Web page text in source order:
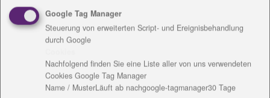
Quarantäne ausgefallen und schließlich sind 25
Bewohnerinnen und Bewohner verstorben, fast alle
an der Corona-Infektion. Diese Wochen waren für
das Personal besonders schwer. Bürokratische
Mehrarbeit, ständige Corona-Tests, ausgefallene
Kollegen, traurige Bewohner, weil kein Besuch
kommen durfte, die vielen Verluste. „Wir hatten kaum
Google Tag Manager
Steuerung von erweiterten Script- und Ereignisbehandlung
durch Google
Nachfolgend finden Sie eine Liste aller von uns verwendeten
Cookies Google Tag Manager
Name / MusterLäuft ab nachgoogle-tagmanager30 Tage